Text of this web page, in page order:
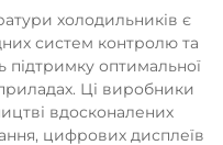
холодильників є
систем контролю та
підтримку оптимальної
Ці виробники
вдосконалених
цифрових дисплеїв